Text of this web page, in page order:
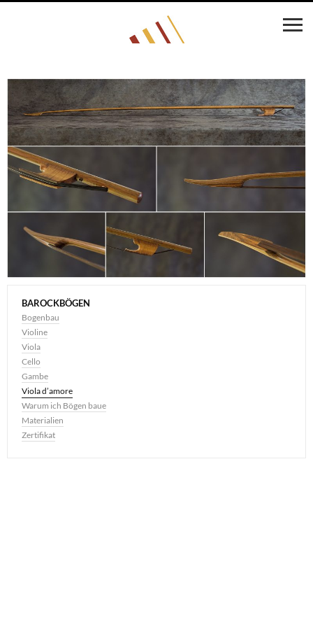
BAROCKBÖGEN
Bogenbau
Violine
Viola
Cello
Gambe
Viola d’amore
Warum ich Bögen baue
Materialien
Zertifikat